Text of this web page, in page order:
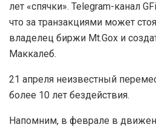
лет «спячки». Telegram-канал
что за транзакциями может
владелец биржи Mt.Gox и
Маккалеб.
21 апреля неизвестный
более 10 лет бездействия.
Напомним, в феврале в